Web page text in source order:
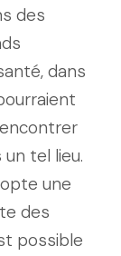
des
dans
tel lieu.
une
des
possible